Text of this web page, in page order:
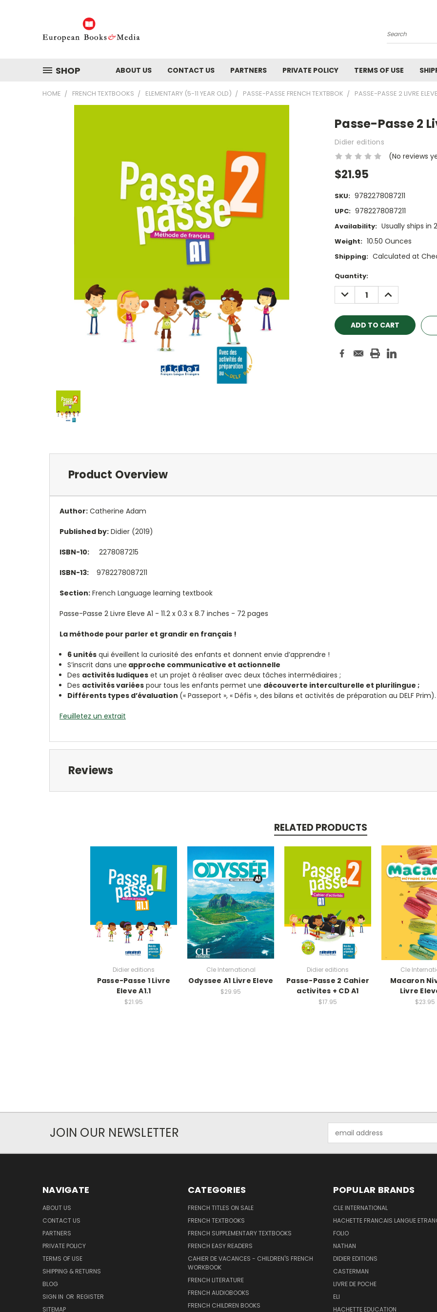
Search
SHOP ABOUT US CONTACT US PARTNERS PRIVATE POLICY TERMS OF USE
HOME FRENCH TEXTBOOKS ELEMENTARY (5-11 YEAR OLD) PASSE-PASSE FRENCH TEXTBBOK PASSE-PASSE 2 LIVRE
Passe-Passe 2
Didier editions
(No reviews
$21.95
SKU: 9782278087211
UPC: 9782278087211
Availability: Usually ships in
Weight: 10.50 Ounces
Shipping: Calculated at
Current
Stock:
Quantity:
DECREASE
QUANTITY:
INCREASE
QUANTITY:
Product Overview
Author: Catherine Adam
Published by: Didier (2019)
ISBN-10: 2278087215
ISBN-13: 9782278087211
Section: French Language learning textbook
Passe-Passe 2 Livre Eleve A1 - 11.2 x 0.3 x 8.7 inches - 72 pages
La méthode pour parler et grandir en français !
6 unités qui éveillent la curiosité des enfants et donnent envie d’apprendre !
S’inscrit dans une approche communicative et actionnelle
Des activités ludiques et un projet à réaliser avec deux tâches intermédiaires ;
Des activités variées pour tous les enfants permet une découverte interculturelle et plurilingue ;
Différents types d’évaluation (« Passeport », « Défis », des bilans et activités de préparation au DELF Prim).
Feuilletez un extrait
Reviews
RELATED PRODUCTS
Didier editions
Passe-Passe 1 Livre
Eleve A1.1
$21.95
Cle International
Odyssee A1 Livre Eleve
$29.95
Didier editions
Passe-Passe 2 Cahier
activites + CD A1
$17.95
Cle
Macaron
Livre
$23.95
JOIN OUR NEWSLETTER
Address
NAVIGATE
ABOUT US
CONTACT US
PARTNERS
PRIVATE POLICY
TERMS OF USE
SHIPPING & RETURNS
BLOG
SIGN IN OR REGISTER
SITEMAP
CATEGORIES
FRENCH TITLES ON SALE
FRENCH TEXTBOOKS
FRENCH SUPPLEMENTARY TEXTBOOKS
FRENCH EASY READERS
CAHIER DE VACANCES - CHILDREN'S FRENCH
WORKBOOK
FRENCH LITERATURE
FRENCH AUDIOBOOKS
FRENCH CHILDREN BOOKS
POPULAR BRANDS
CLE INTERNATIONAL
HACHETTE FRANCAIS LANGUE
FOLIO
NATHAN
DIDIER EDITIONS
CASTERMAN
LIVRE DE POCHE
ELI
HACHETTE EDUCATION